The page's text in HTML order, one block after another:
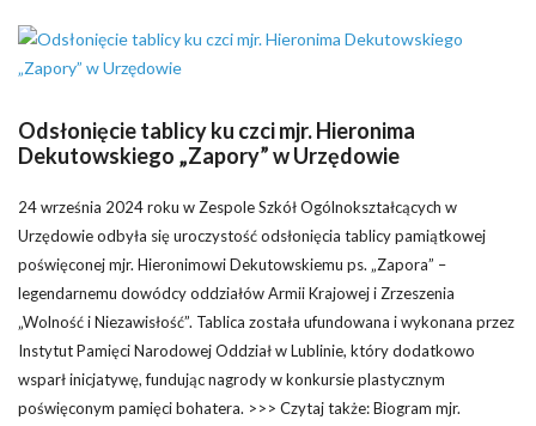
Odsłonięcie tablicy ku czci mjr. Hieronima
Dekutowskiego „Zapory” w Urzędowie
24 września 2024 roku w Zespole Szkół Ogólnokształcących w
Urzędowie odbyła się uroczystość odsłonięcia tablicy pamiątkowej
poświęconej mjr. Hieronimowi Dekutowskiemu ps. „Zapora” –
legendarnemu dowódcy oddziałów Armii Krajowej i Zrzeszenia
„Wolność i Niezawisłość”. Tablica została ufundowana i wykonana przez
Instytut Pamięci Narodowej Oddział w Lublinie, który dodatkowo
wsparł inicjatywę, fundując nagrody w konkursie plastycznym
poświęconym pamięci bohatera. >>> Czytaj także: Biogram mjr.